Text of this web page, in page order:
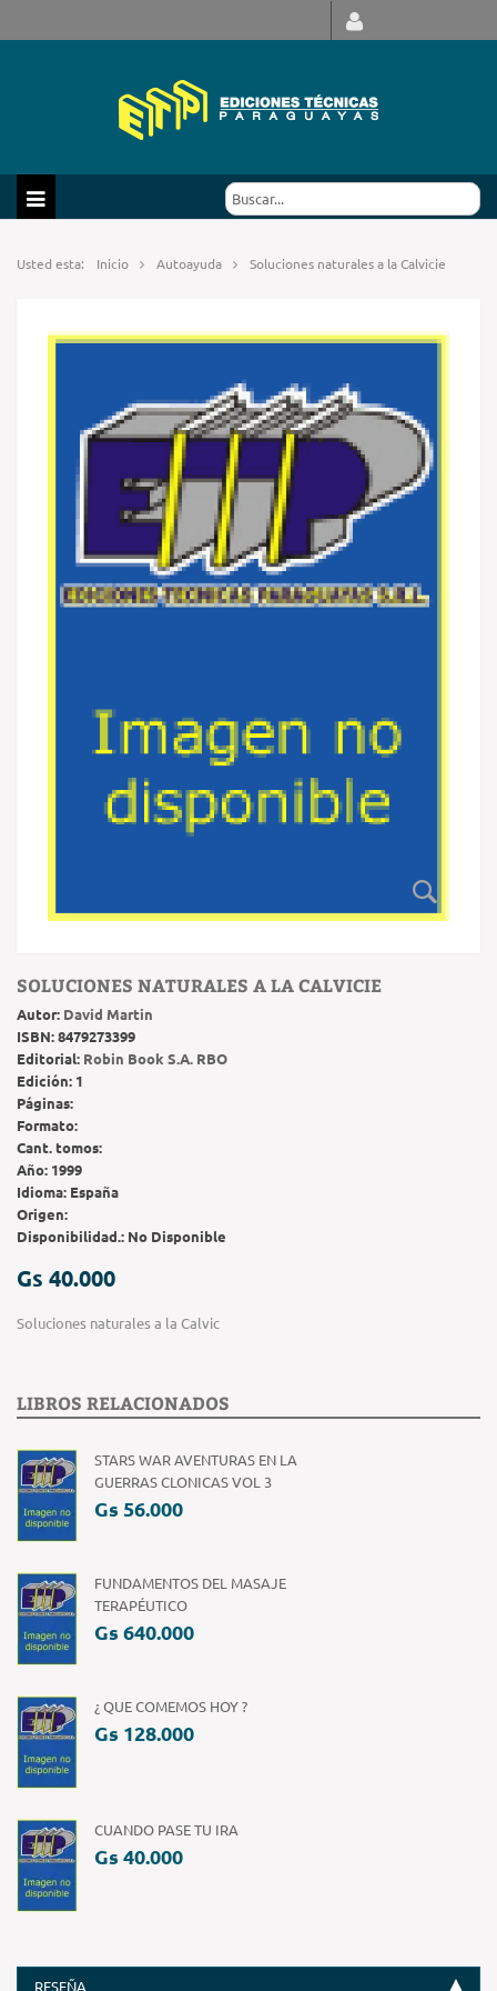
Usted esta: Inicio Autoayuda Soluciones naturales a la Calvicie
SOLUCIONES NATURALES A LA CALVICIE
Autor: David Martin
ISBN:8479273399
Editorial: Robin Book S.A. RBO
Edición: 1
Páginas:
Formato:
Cant. tomos:
Año: 1999
Idioma: España
Origen:
Disponibilidad.: No Disponible
Gs 40.000
Soluciones naturales a la Calvic
LIBROS RELACIONADOS
STARS WAR AVENTURAS EN LA
GUERRAS CLONICAS VOL 3
Gs 56.000
FUNDAMENTOS DEL MASAJE
TERAPÉUTICO
Gs 640.000
¿ QUE COMEMOS HOY ?
Gs 128.000
CUANDO PASE TU IRA
Gs 40.000
RESEÑA